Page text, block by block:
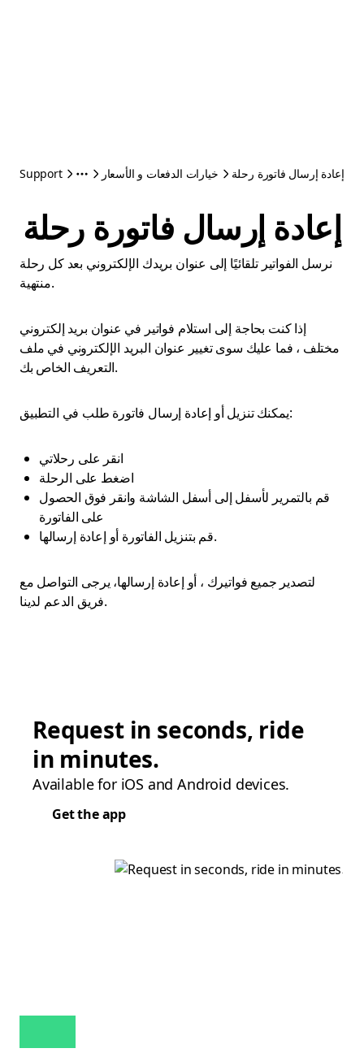
Support خيارات الدفعات و الأسعار إعادة إرسال فاتورة رحلة
إعادة إرسال فاتورة رحلة
نرسل الفواتير تلقائيًا إلى عنوان بريدك الإلكتروني بعد كل رحلة
منتهية.
إذا كنت بحاجة إلى استلام فواتير في عنوان بريد إلكتروني
مختلف ، فما عليك سوى تغيير عنوان البريد الإلكتروني في ملف
التعريف الخاص بك.
يمكنك تنزيل أو إعادة إرسال فاتورة طلب في التطبيق:
انقر على رحلاتي
اضغط على الرحلة
قم بالتمرير لأسفل إلى أسفل الشاشة وانقر فوق الحصول
على الفاتورة
قم بتنزيل الفاتورة أو إعادة إرسالها.
لتصدير جميع فواتيرك ، أو إعادة إرسالها، يرجى التواصل مع
فريق الدعم لدينا.
Request in seconds, ride
in minutes.
Available for iOS and Android devices.
Get the app